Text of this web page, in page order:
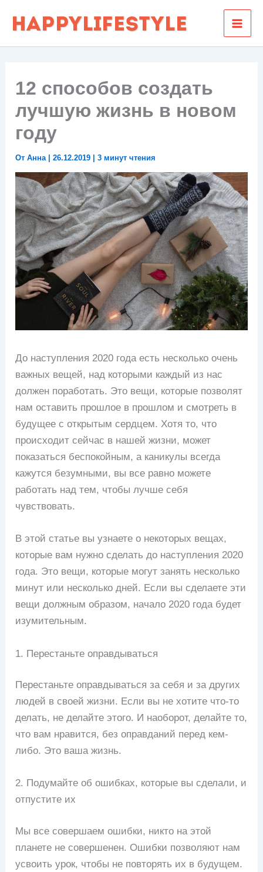
12 способов создать
лучшую жизнь в новом
году
ОтАнна |26.12.2019 |3 минут чтения
До наступления 2020 года есть несколько очень
важных вещей, над которыми каждый из нас
должен поработать. Это вещи, которые позволят
нам оставить прошлое в прошлом и смотреть в
будущее с открытым сердцем. Хотя то, что
происходит сейчас в нашей жизни, может
показаться беспокойным, а каникулы всегда
кажутся безумными, вы все равно можете
работать над тем, чтобы лучше себя
чувствовать.
В этой статье вы узнаете о некоторых вещах,
которые вам нужно сделать до наступления 2020
года. Это вещи, которые могут занять несколько
минут или несколько дней. Если вы сделаете эти
вещи должным образом, начало 2020 года будет
изумительным.
1. Перестаньте оправдываться
Перестаньте оправдываться за себя и за других
людей в своей жизни. Если вы не хотите что-то
делать, не делайте этого. И наоборот, делайте то,
что вам нравится, без оправданий перед кем-
либо. Это ваша жизнь.
2. Подумайте об ошибках, которые вы сделали, и
отпустите их
Мы все совершаем ошибки, никто на этой
планете не совершенен. Ошибки позволяют нам
усвоить урок, чтобы не повторять их в будущем.